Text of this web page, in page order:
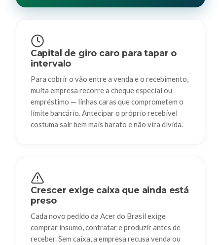
Capital de giro caro para tapar o
intervalo
Para cobrir o vão entre a venda e o recebimento,
muita empresa recorre a cheque especial ou
empréstimo — linhas caras que comprometem o
limite bancário. Antecipar o próprio recebível
costuma sair bem mais barato e não vira dívida.
Crescer exige caixa que ainda está
preso
Cada novo pedido da Acer do Brasil exige
comprar insumo, contratar e produzir antes de
receber. Sem caixa, a empresa recusa venda ou